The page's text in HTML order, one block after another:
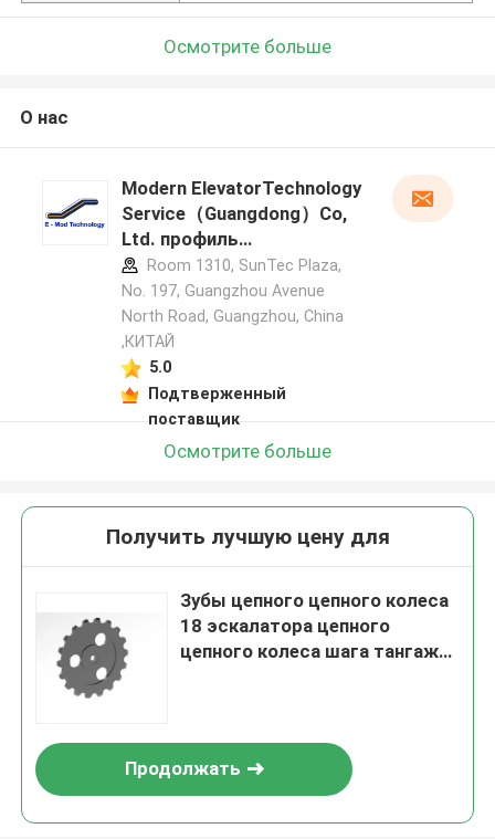
Осмотрите больше
О нас
Modern ElevatorTechnology
Service（Guangdong）Co,
Ltd. профиль
производителя
Room 1310, SunTec Plaza,
No. 197, Guangzhou Avenue
North Road, Guangzhou, China
,КИТАЙ
5.0
Подтверженный
поставщик
Осмотрите больше
Получить лучшую цену для
Зубы цепного цепного колеса
18 эскалатора цепного
цепного колеса шага тангажа
Продолжать